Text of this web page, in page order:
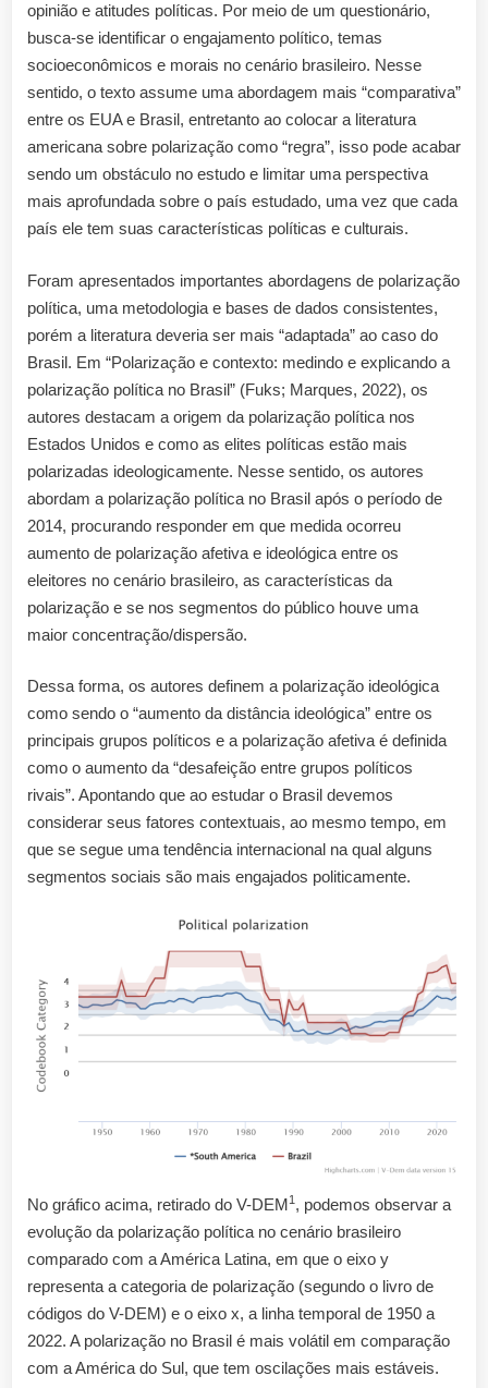
opinião e atitudes políticas. Por meio de um questionário,
busca-se identificar o engajamento político, temas
socioeconômicos e morais no cenário brasileiro. Nesse
sentido, o texto assume uma abordagem mais “comparativa”
entre os EUA e Brasil, entretanto ao colocar a literatura
americana sobre polarização como “regra”, isso pode acabar
sendo um obstáculo no estudo e limitar uma perspectiva
mais aprofundada sobre o país estudado, uma vez que cada
país ele tem suas características políticas e culturais.
Foram apresentados importantes abordagens de polarização
política, uma metodologia e bases de dados consistentes,
porém a literatura deveria ser mais “adaptada” ao caso do
Brasil. Em “Polarização e contexto: medindo e explicando a
polarização política no Brasil” (Fuks; Marques, 2022), os
autores destacam a origem da polarização política nos
Estados Unidos e como as elites políticas estão mais
polarizadas ideologicamente. Nesse sentido, os autores
abordam a polarização política no Brasil após o período de
2014, procurando responder em que medida ocorreu
aumento de polarização afetiva e ideológica entre os
eleitores no cenário brasileiro, as características da
polarização e se nos segmentos do público houve uma
maior concentração/dispersão.
Dessa forma, os autores definem a polarização ideológica
como sendo o “aumento da distância ideológica” entre os
principais grupos políticos e a polarização afetiva é definida
como o aumento da “desafeição entre grupos políticos
rivais”. Apontando que ao estudar o Brasil devemos
considerar seus fatores contextuais, ao mesmo tempo, em
que se segue uma tendência internacional na qual alguns
segmentos sociais são mais engajados politicamente.
No gráfico acima, retirado do V-DEM1 , podemos observar a
evolução da polarização política no cenário brasileiro
comparado com a América Latina, em que o eixo y
representa a categoria de polarização (segundo o livro de
códigos do V-DEM) e o eixo x, a linha temporal de 1950 a
2022. A polarização no Brasil é mais volátil em comparação
com a América do Sul, que tem oscilações mais estáveis.